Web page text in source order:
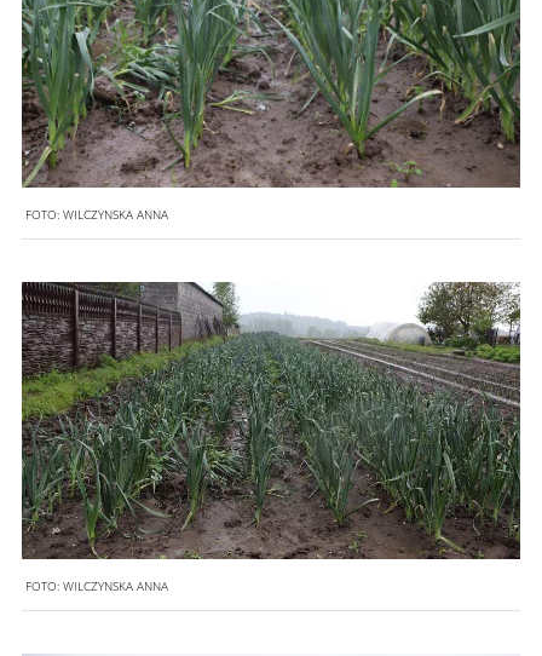
FOTO: WILCZYNSKA ANNA
FOTO: WILCZYNSKA ANNA